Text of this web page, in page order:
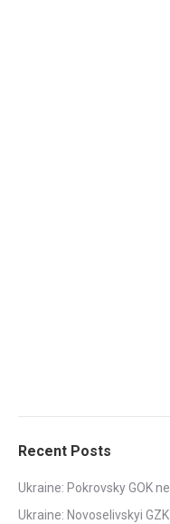
Recent Posts
Ukraine: Pokrovsky GOK
Ukraine: Novoselivskyi